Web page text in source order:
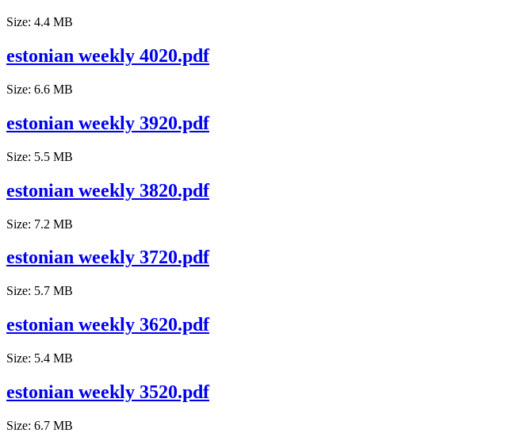
Size: 4.4 MB
estonian weekly 4020.pdf
Size: 6.6 MB
estonian weekly 3920.pdf
Size: 5.5 MB
estonian weekly 3820.pdf
Size: 7.2 MB
estonian weekly 3720.pdf
Size: 5.7 MB
estonian weekly 3620.pdf
Size: 5.4 MB
estonian weekly 3520.pdf
Size: 6.7 MB